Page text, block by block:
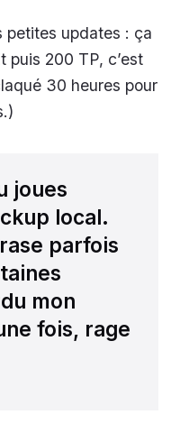
petites updates : ça
puis 200 TP, c’est
30 heures pour
joues
local.
parfois
mon
fois, rage